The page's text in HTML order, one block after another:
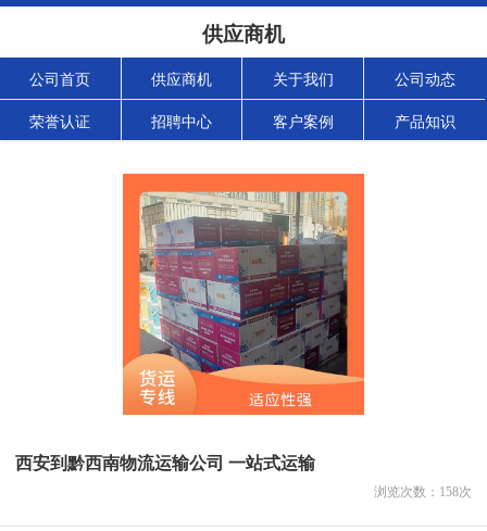
供应商机
公司首页 供应商机 关于我们 公司动态
荣誉认证 招聘中心 客户案例 产品知识
西安到黔西南物流运输公司 一站式运输
浏览次数： 158次